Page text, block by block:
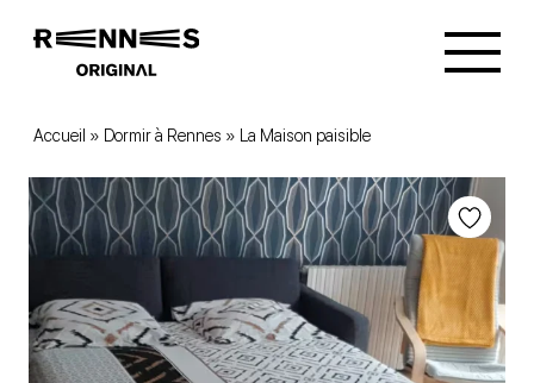
Accueil » Dormir à Rennes » La Maison paisible